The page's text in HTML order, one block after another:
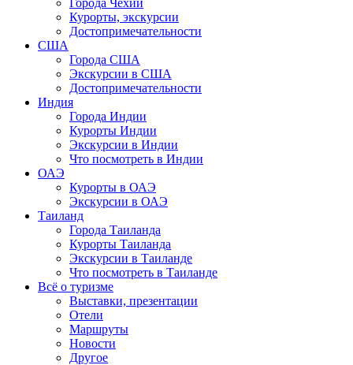
Города Чехии
Курорты, экскурсии
Достопримечательности
США
Города США
Экскурсии в США
Достопримечательности
Индия
Города Индии
Курорты Индии
Экскурсии в Индии
Что посмотреть в Индии
ОАЭ
Курорты в ОАЭ
Экскурсии в ОАЭ
Таиланд
Города Таиланда
Курорты Таиланда
Экскурсии в Таиланде
Что посмотреть в Таиланде
Всё о туризме
Выставки, презентации
Отели
Маршруты
Новости
Другое